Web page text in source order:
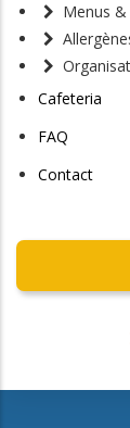
Menus
Cafeteria
FAQ
Contact